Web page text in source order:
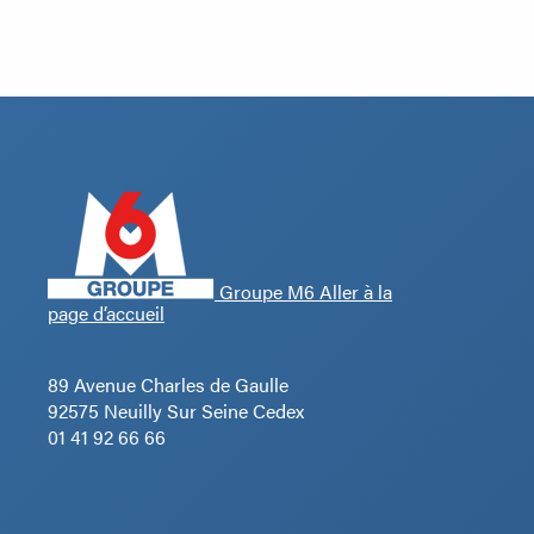
Groupe M6 Aller à la
page d’accueil
89 Avenue Charles de Gaulle
92575 Neuilly Sur Seine Cedex
01 41 92 66 66